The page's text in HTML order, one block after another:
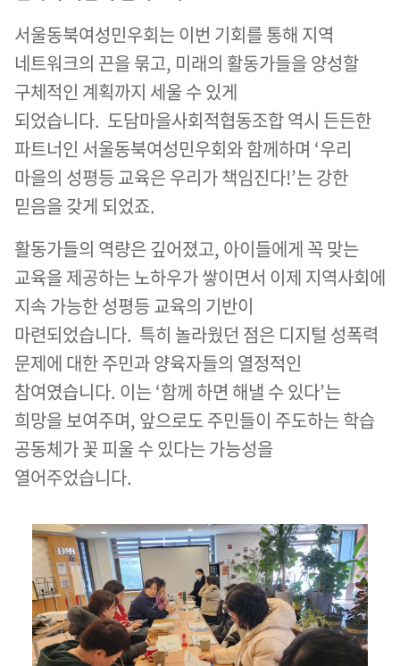
서울동북여성민우회는 이번 기회를 통해 지역
네트워크의 끈을 묶고, 미래의 활동가들을 양성할
구체적인 계획까지 세울 수 있게
되었습니다. 도담마을사회적협동조합 역시 든든한
파트너인 서울동북여성민우회와 함께하며 ‘우리
마을의 성평등 교육은 우리가 책임진다!’는 강한
믿음을 갖게 되었죠.
활동가들의 역량은 깊어졌고, 아이들에게 꼭 맞는
교육을 제공하는 노하우가 쌓이면서 이제 지역사회에
지속 가능한 성평등 교육의 기반이
마련되었습니다. 특히 놀라웠던 점은 디지털 성폭력
문제에 대한 주민과 양육자들의 열정적인
참여였습니다. 이는 ‘함께 하면 해낼 수 있다’는
희망을 보여주며, 앞으로도 주민들이 주도하는 학습
공동체가 꽃 피울 수 있다는 가능성을
열어주었습니다.